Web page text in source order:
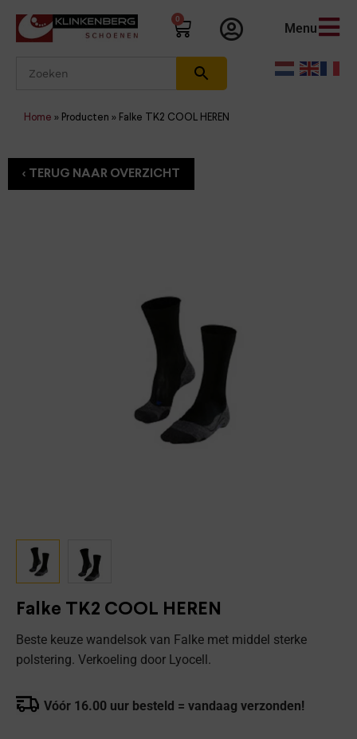
0
Menu
Home » Producten » Falke TK2 COOL HEREN
Falke TK2 COOL HEREN
Beste keuze wandelsok van Falke met middel sterke
polstering. Verkoeling door Lyocell.
Vóór 16.00 uur besteld = vandaag verzonden!